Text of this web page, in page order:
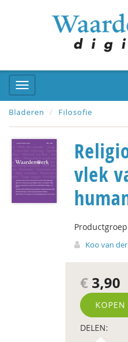
Bladeren Filosofie
vlek
Productgroep
Koo van
€ 3,90
KOPEN
DELEN: